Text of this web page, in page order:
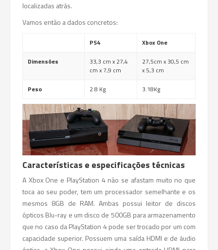
localizadas atrás.
Vamos então a dados concretos:
PS4 Xbox One
Dimensões
33,3 cm x 27,4
cm x 7,9 cm
27,5cm x 30,5 cm
x 5,3 cm
Peso 2.8 Kg 3.18Kg
Características e especificações técnicas
A Xbox One e PlayStation 4 não se afastam muito no que
toca ao seu poder, tem um processador semelhante e os
mesmos 8GB de RAM. Ambas possui leitor de discos
ópticos Blu-ray e um disco de 500GB para armazenamento
que no caso da PlayStation 4 pode ser trocado por um com
capacidade superior. Possuem uma saída HDMI e de áudio